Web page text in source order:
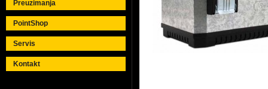
Preuzimanja
PointShop
Servis
Kontakt